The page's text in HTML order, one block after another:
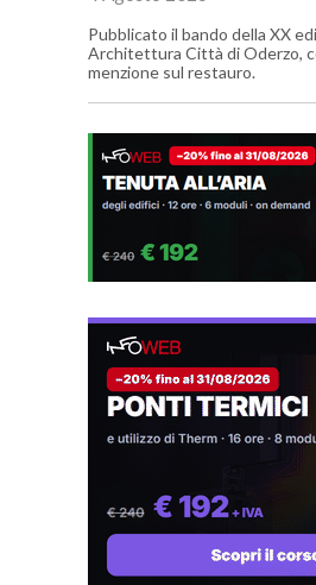
Pubblicato il bando della XX
Architettura Città di Oderzo,
menzione sul restauro.